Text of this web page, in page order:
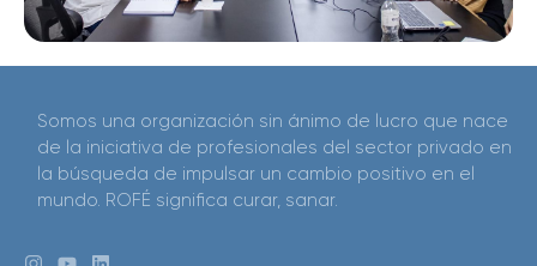
Somos una organización sin ánimo de lucro que nace
de la iniciativa de profesionales del sector privado en
la búsqueda de impulsar un cambio positivo en el
mundo. ROFÉ significa curar, sanar.